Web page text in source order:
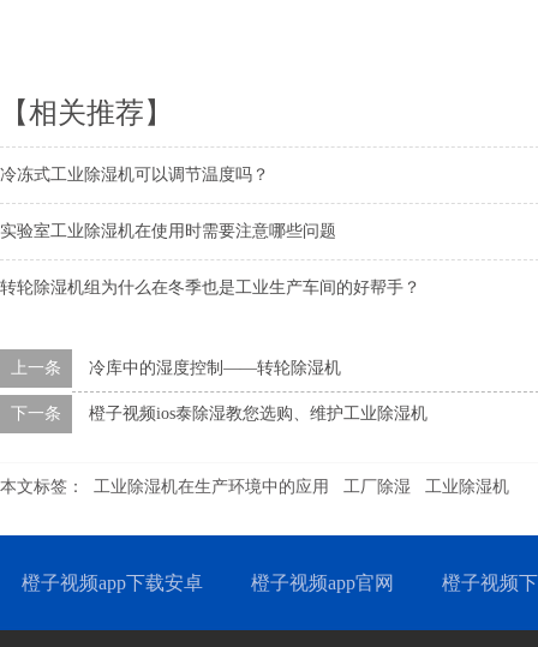
【相关推荐】
冷冻式工业除湿机可以调节温度吗？
实验室工业除湿机在使用时需要注意哪些问题
转轮除湿机组为什么在冬季也是工业生产车间的好帮手？
上一条 冷库中的湿度控制——转轮除湿机
下一条 橙子视频ios泰除湿教您选购、维护工业除湿机
本文标签： 工业除湿机在生产环境中的应用 工厂除湿 工业除湿机
橙子视频app下载安卓 橙子视频app官网 橙子视频